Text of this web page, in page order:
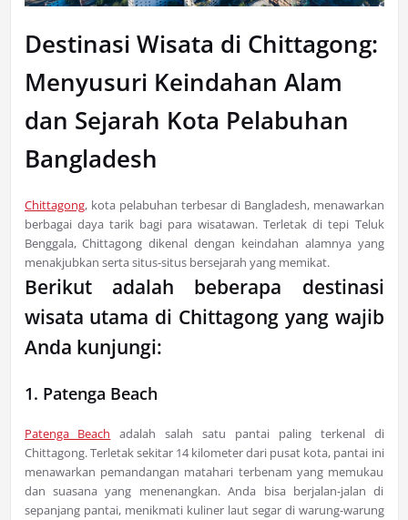
Destinasi Wisata di Chittagong:
Menyusuri Keindahan Alam
dan Sejarah Kota Pelabuhan
Bangladesh
Chittagong, kota pelabuhan terbesar di Bangladesh, menawarkan
berbagai daya tarik bagi para wisatawan. Terletak di tepi Teluk
Benggala, Chittagong dikenal dengan keindahan alamnya yang
menakjubkan serta situs-situs bersejarah yang memikat.
Berikut adalah beberapa destinasi
wisata utama di Chittagong yang wajib
Anda kunjungi:
1. Patenga Beach
Patenga Beach adalah salah satu pantai paling terkenal di
Chittagong. Terletak sekitar 14 kilometer dari pusat kota, pantai ini
menawarkan pemandangan matahari terbenam yang memukau
dan suasana yang menenangkan. Anda bisa berjalan-jalan di
sepanjang pantai, menikmati kuliner laut segar di warung-warung